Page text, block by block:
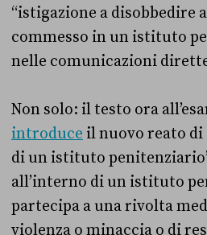
“istigazione a disobbedire
commesso in un istituto
nelle comunicazioni
Non solo: il testo ora
introduce il nuovo reato
di un istituto
all’interno di un istituto
partecipa a una rivolta
violenza o minaccia o di